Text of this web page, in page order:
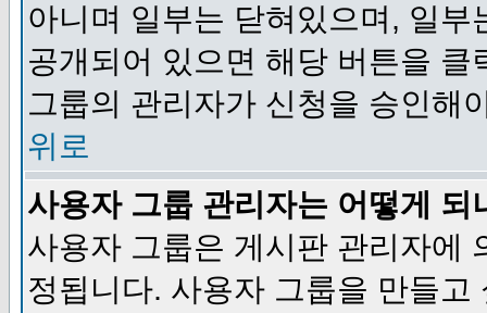
아니며 일부는 닫혀있으며, 일
공개되어 있으면 해당 버튼을
그룹의 관리자가 신청을 승인해
위로
사용자 그룹 관리자는 어떻게 되
사용자 그룹은 게시판 관리자에
정됩니다. 사용자 그룹을 만들